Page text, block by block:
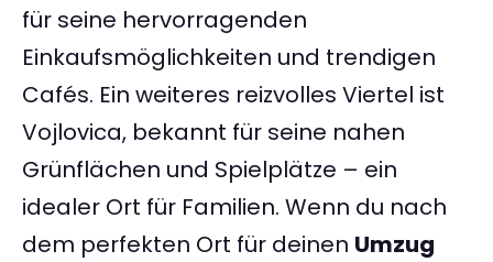
für seine hervorragenden
Einkaufsmöglichkeiten und trendigen
Cafés. Ein weiteres reizvolles Viertel ist
Vojlovica, bekannt für seine nahen
Grünflächen und Spielplätze – ein
idealer Ort für Familien. Wenn du nach
dem perfekten Ort für deinen Umzug